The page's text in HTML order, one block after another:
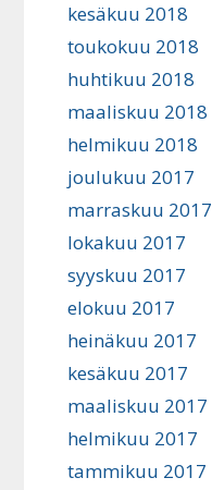
kesäkuu 2018
toukokuu 2018
huhtikuu 2018
maaliskuu 2018
helmikuu 2018
joulukuu 2017
marraskuu 2017
lokakuu 2017
syyskuu 2017
elokuu 2017
heinäkuu 2017
kesäkuu 2017
maaliskuu 2017
helmikuu 2017
tammikuu 2017